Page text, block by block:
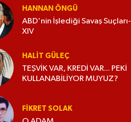
HANNAN ÖNGÜ
ABD'nin İşlediği Savaş Suçları-
XIV
HALIT GÜLEÇ
TEŞVİK VAR, KREDİ VAR... PEKİ
KULLANABİLİYOR MUYUZ?
FIKRET SOLAK